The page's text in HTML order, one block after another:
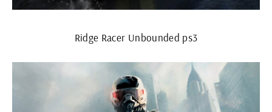
Ridge Racer Unbounded ps3